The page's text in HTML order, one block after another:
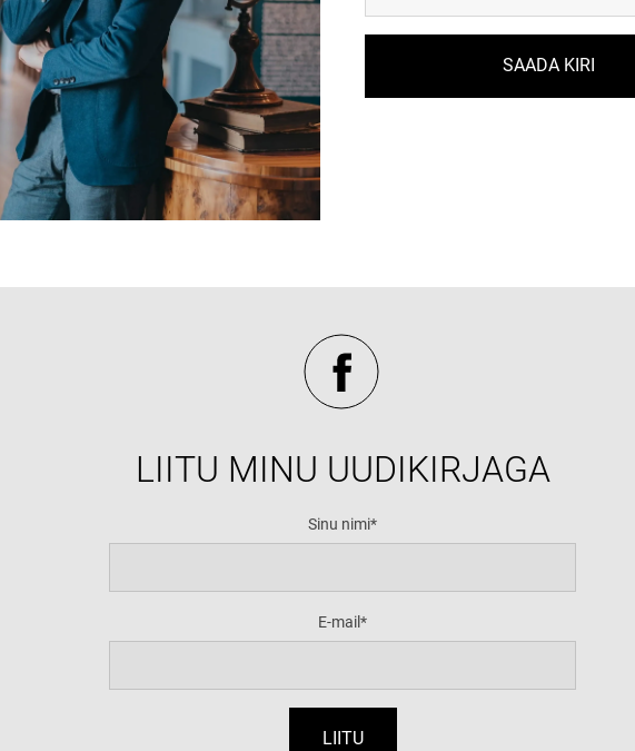
LIITU MINU UUDIKIRJAGA
Sinu nimi
E-mail